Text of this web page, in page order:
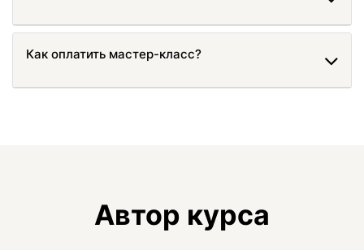
Как оплатить мастер-класс?
Автор курса